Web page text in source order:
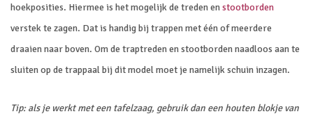
hoekposities. Hiermee is het mogelijk de treden enstootborden
verstek te zagen. Dat is handig bij trappen met één of meerdere
draaien naar boven. Om de traptreden en stootborden naadloos aan te
sluiten op de trappaal bij dit model moet je namelijk schuin inzagen.
Tip: als je werkt met een tafelzaag, gebruik dan een houten blokje van